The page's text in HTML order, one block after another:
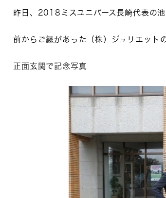
昨日、2018ミスユニバース長崎代表の
前からご縁があった（株）ジュリエッ
正面玄関で記念写真